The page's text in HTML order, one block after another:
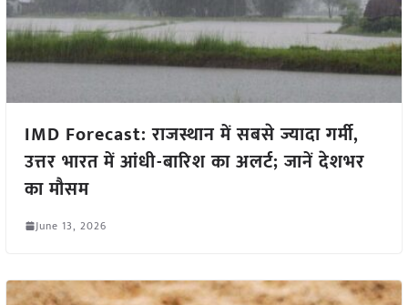
IMD Forecast: राजस्थान में सबसे ज्यादा गर्मी,
उत्तर भारत में आंधी-बारिश का अलर्ट; जानें देशभर
का मौसम
June 13, 2026